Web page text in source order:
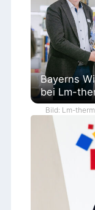
Bayerns
bei Lm-
Bild: Lm-